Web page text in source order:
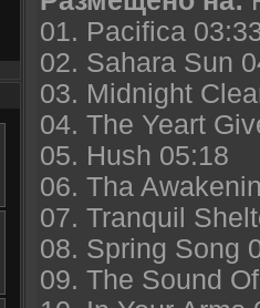
01. Pacifica
02. Sahara Sun
03. Midnight
04. The Yeart
05. Hush 05:18
06. Tha
07. Tranquil
08. Spring Song
09. The Sound